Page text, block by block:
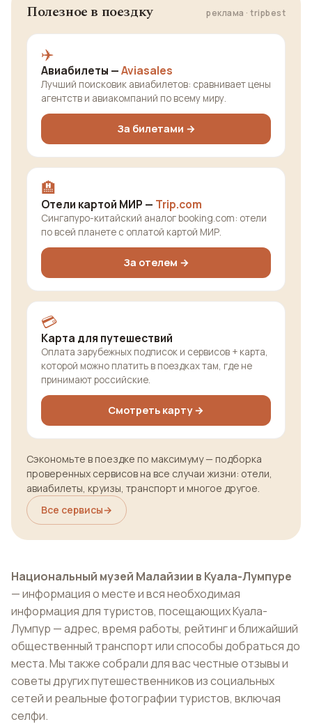
Полезное в поездку реклама · tripbest
✈️
Авиабилеты —Aviasales
Лучший поисковик авиабилетов: сравнивает цены
агентств и авиакомпаний по всему миру.
За билетами →
🏨
Отели картой МИР — Trip.com
Сингапуро-китайский аналог booking.com: отели
по всей планете с оплатой картой МИР.
За отелем →
💳
Карта для путешествий
Оплата зарубежных подписок и сервисов + карта,
которой можно платить в поездках там, где не
принимают российские.
Смотреть карту →
Сэкономьте в поездке по максимуму — подборка
проверенных сервисов на все случаи жизни: отели,
авиабилеты, круизы, транспорт и многое другое.
Все сервисы→
Национальный музей Малайзии в Куала-Лумпуре
— информация о месте и вся необходимая
информация для туристов, посещающих Куала-
Лумпур — адрес, время работы, рейтинг и ближайший
общественный транспорт или способы добраться до
места. Мы также собрали для вас честные отзывы и
советы других путешественников из социальных
сетей и реальные фотографии туристов, включая
селфи.